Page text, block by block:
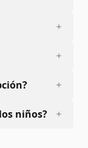
niños?